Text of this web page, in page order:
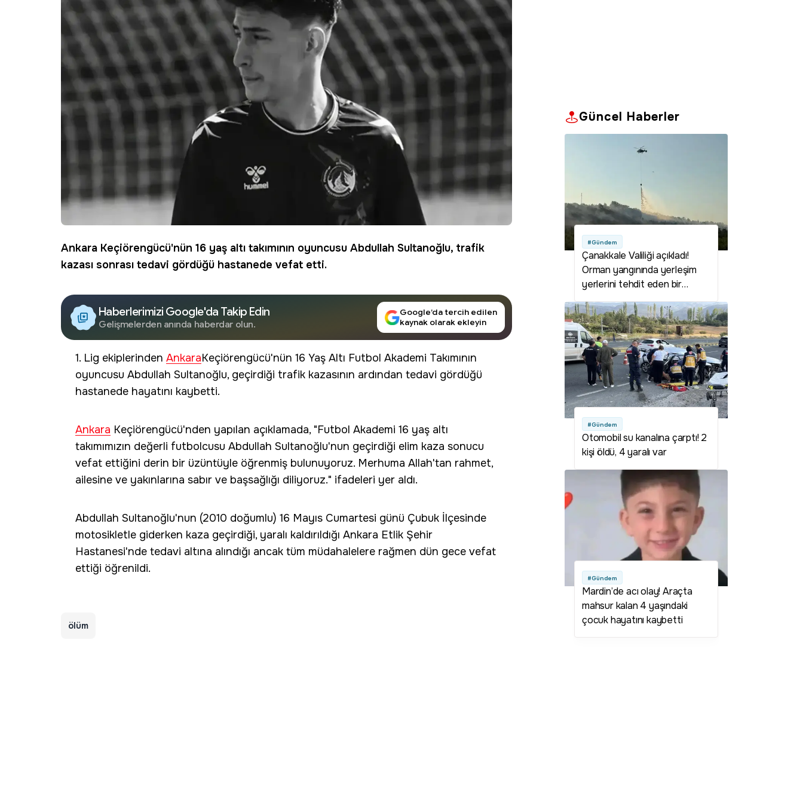
Ankara Keçiörengücü'nün 16 yaş altı takımının oyuncusu Abdullah Sultanoğlu, trafik
kazası sonrası tedavi gördüğü hastanede vefat etti.
Haberlerimizi Google'da Takip Edin
Gelişmelerden anında haberdar olun.
Google’da tercih edilen
kaynak olarak ekleyin
1. Lig ekiplerinden AnkaraKeçiörengücü'nün 16 Yaş Altı Futbol Akademi Takımının
oyuncusu Abdullah Sultanoğlu, geçirdiği trafik kazasının ardından tedavi gördüğü
hastanede hayatını kaybetti.
Ankara Keçiörengücü'nden yapılan açıklamada, "Futbol Akademi 16 yaş altı
takımımızın değerli futbolcusu Abdullah Sultanoğlu'nun geçirdiği elim kaza sonucu
vefat ettiğini derin bir üzüntüyle öğrenmiş bulunuyoruz. Merhuma Allah'tan rahmet,
ailesine ve yakınlarına sabır ve başsağlığı diliyoruz." ifadeleri yer aldı.
Abdullah Sultanoğlu'nun (2010 doğumlu) 16 Mayıs Cumartesi günü Çubuk İlçesinde
motosikletle giderken kaza geçirdiği, yaralı kaldırıldığı Ankara Etlik Şehir
Hastanesi'nde tedavi altına alındığı ancak tüm müdahalelere rağmen dün gece vefat
ettiği öğrenildi.
ölüm
Güncel Haberler
#Gündem
Çanakkale Valiliği açıkladı!
Orman yangınında yerleşim
yerlerini tehdit eden bir
#Gündem
Otomobil su kanalına çarptı! 2
kişi öldü, 4 yaralı var
#Gündem
Mardin’de acı olay! Araçta
mahsur kalan 4 yaşındaki
çocuk hayatını kaybetti